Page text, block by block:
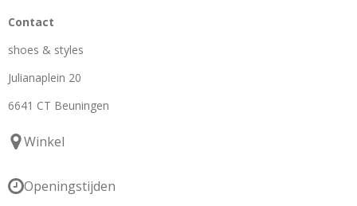
Contact
shoes & styles
Julianaplein 20
6641 CT Beuningen
Winkel
Openingstijden